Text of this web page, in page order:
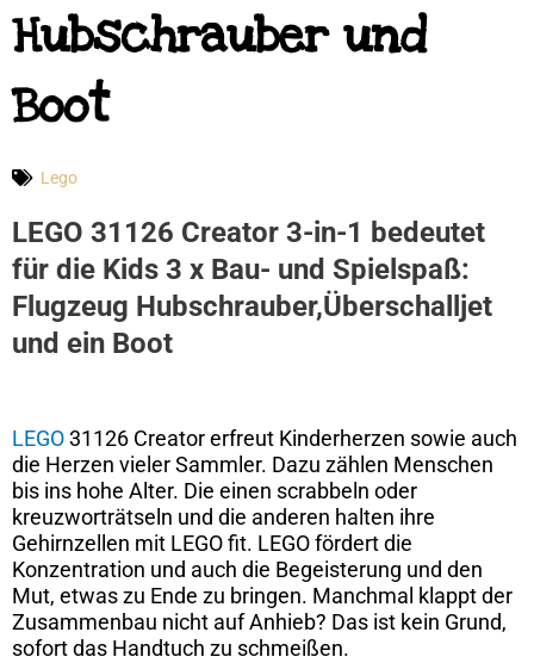
Hubschrauber und
Boot
Lego
LEGO 31126 Creator 3-in-1 bedeutet
für die Kids 3 x Bau- und Spielspaß:
Flugzeug Hubschrauber,Überschalljet
und ein Boot
LEGO31126 Creator erfreut Kinderherzen sowie auch
die Herzen vieler Sammler. Dazu zählen Menschen
bis ins hohe Alter. Die einen scrabbeln oder
kreuzworträtseln und die anderen halten ihre
Gehirnzellen mit LEGO fit. LEGO fördert die
Konzentration und auch die Begeisterung und den
Mut, etwas zu Ende zu bringen. Manchmal klappt der
Zusammenbau nicht auf Anhieb? Das ist kein Grund,
sofort das Handtuch zu schmeißen.